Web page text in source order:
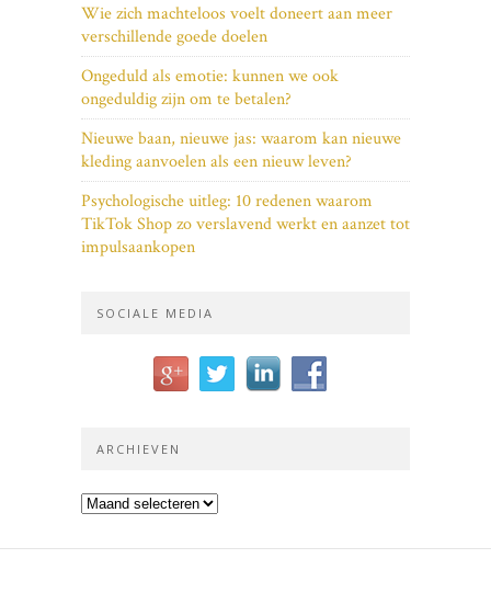
Wie zich machteloos voelt doneert aan meer
verschillende goede doelen
Ongeduld als emotie: kunnen we ook
ongeduldig zijn om te betalen?
Nieuwe baan, nieuwe jas: waarom kan nieuwe
kleding aanvoelen als een nieuw leven?
Psychologische uitleg: 10 redenen waarom
TikTok Shop zo verslavend werkt en aanzet tot
impulsaankopen
SOCIALE MEDIA
ARCHIEVEN
Archieven